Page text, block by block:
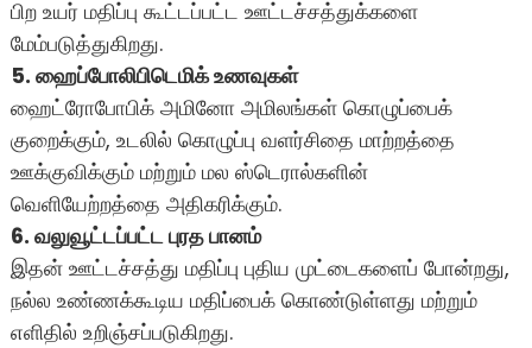
பிற உயர் மதிப்பு கூட்டப்பட்ட ஊட்டச்சத்துக்களை
மேம்படுத்துகிறது.
5. ஹைப்போலிபிடெமிக் உணவுகள்
ஹைட்ரோபோபிக் அமினோ அமிலங்கள் கொழுப்பைக்
குறைக்கும், உடலில் கொழுப்பு வளர்சிதை மாற்றத்தை
ஊக்குவிக்கும் மற்றும் மல ஸ்டெரால்களின்
வெளியேற்றத்தை அதிகரிக்கும்.
6. வலுவூட்டப்பட்ட புரத பானம்
இதன் ஊட்டச்சத்து மதிப்பு புதிய முட்டைகளைப் போன்றது,
நல்ல உண்ணக்கூடிய மதிப்பைக் கொண்டுள்ளது மற்றும்
எளிதில் உறிஞ்சப்படுகிறது.